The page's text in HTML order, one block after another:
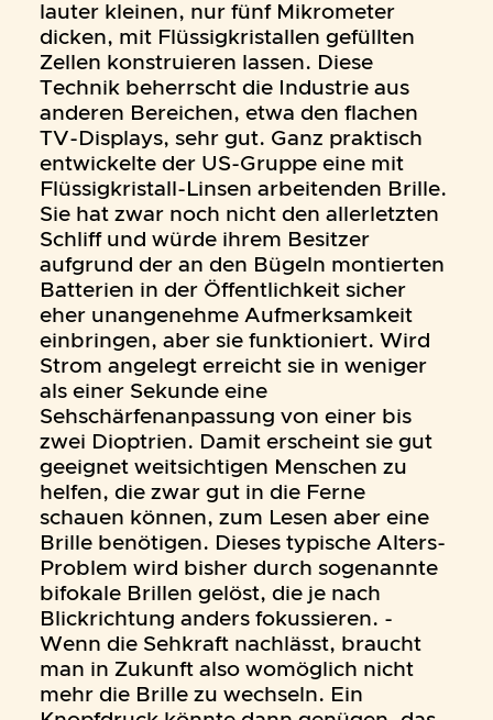
lauter kleinen, nur fünf Mikrometer
dicken, mit Flüssigkristallen gefüllten
Zellen konstruieren lassen. Diese
Technik beherrscht die Industrie aus
anderen Bereichen, etwa den flachen
TV-Displays, sehr gut. Ganz praktisch
entwickelte der US-Gruppe eine mit
Flüssigkristall-Linsen arbeitenden Brille.
Sie hat zwar noch nicht den allerletzten
Schliff und würde ihrem Besitzer
aufgrund der an den Bügeln montierten
Batterien in der Öffentlichkeit sicher
eher unangenehme Aufmerksamkeit
einbringen, aber sie funktioniert. Wird
Strom angelegt erreicht sie in weniger
als einer Sekunde eine
Sehschärfenanpassung von einer bis
zwei Dioptrien. Damit erscheint sie gut
geeignet weitsichtigen Menschen zu
helfen, die zwar gut in die Ferne
schauen können, zum Lesen aber eine
Brille benötigen. Dieses typische Alters-
Problem wird bisher durch sogenannte
bifokale Brillen gelöst, die je nach
Blickrichtung anders fokussieren. -
Wenn die Sehkraft nachlässt, braucht
man in Zukunft also womöglich nicht
mehr die Brille zu wechseln. Ein